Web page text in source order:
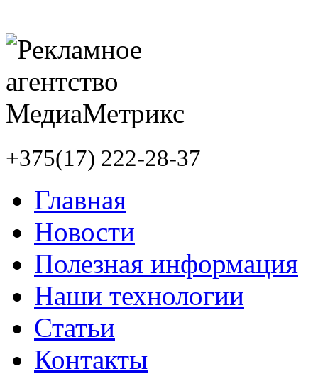
+375(17) 222-28-37
Главная
Новости
Полезная информация
Наши технологии
Статьи
Контакты